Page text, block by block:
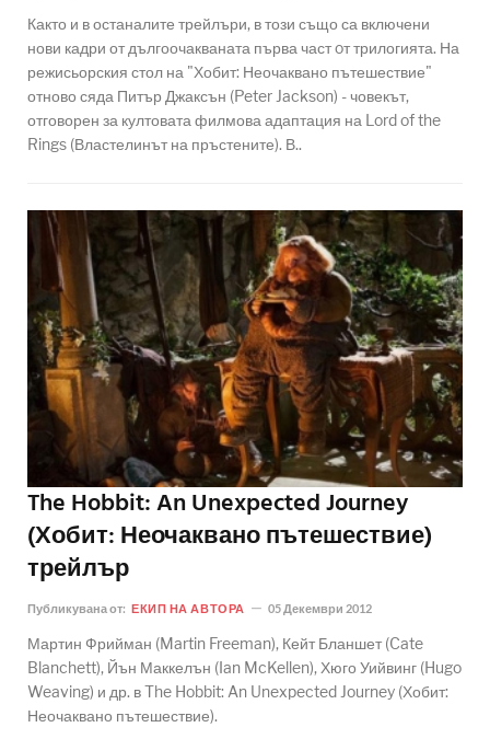
Както и в останалите трейлъри, в този също са включени
нови кадри от дългоочакваната първа част oт трилогията. На
режисьорския стол на "Хобит: Неочаквано пътешествие"
отново сяда Питър Джаксън (Peter Jackson) - човекът,
отговорен за култовата филмова адаптация на Lord of the
Rings (Властелинът на пръстените). В..
The Hobbit: An Unexpected Journey
(Хобит: Неочаквано пътешествие)
трейлър
Публикувана от: ЕКИП НА АВТОРА 05 Декември 2012
Мартин Фрийман (Martin Freeman), Кейт Бланшет (Cate
Blanchett), Йън Маккелън (Ian McKellen), Хюго Уийвинг (Hugo
Weaving) и др. в The Hobbit: An Unexpected Journey (Хобит:
Неочаквано пътешествие).